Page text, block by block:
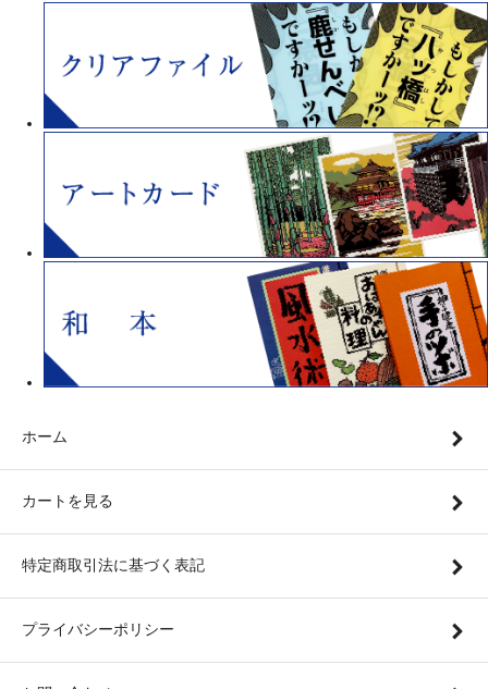
ホーム
カートを見る
特定商取引法に基づく表記
プライバシーポリシー